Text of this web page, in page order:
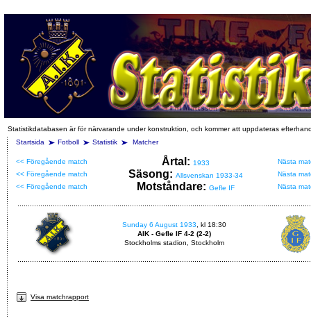
Statistikdatabasen är för närvarande under konstruktion, och kommer att uppdateras
Startsida
Fotboll Statistik Matcher
<< Föregående match Årtal: 1933
Nästa
<< Föregående match
Säsong: Allsvenskan 1933-34
Nästa
<< Föregående match
Motståndare: Gefle IF Nästa
Sunday 6 August 1933 , kl 18:30
AIK - Gefle IF 4-2 (2-2)
Stockholms stadion, Stockholm
Visa matchrapport